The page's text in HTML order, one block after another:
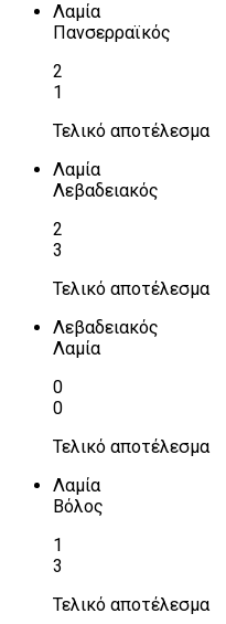
Λαμία
Πανσερραϊκός
2
1
Τελικό αποτέλεσμα
Λαμία
Λεβαδειακός
2
3
Τελικό αποτέλεσμα
Λεβαδειακός
Λαμία
0
0
Τελικό αποτέλεσμα
Λαμία
Βόλος
1
3
Τελικό αποτέλεσμα